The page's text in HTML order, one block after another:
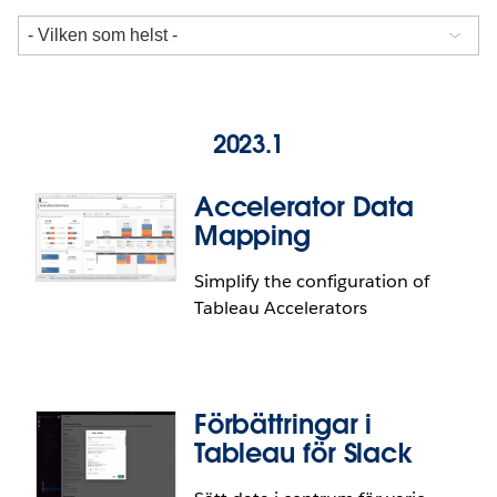
2023.1
Accelerator Data
Mapping
Simplify the configuration of
Tableau Accelerators
Förbättringar i
Tableau för Slack